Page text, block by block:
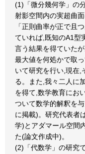
(1)「微分幾何学」の
射影空間内の実超曲
「正則曲率が正で且
ていれば,既知のA1型
言う結果を得ていた
最大値を何処かで取
いて研究を行い,現在,
る。また,我々二人に
を得て,数学教育にお
ついて数学的解釈を
に掲載)。研究代表者
学)とアダマール空間
た(論文作成中)。
(2)「代数学」の研究